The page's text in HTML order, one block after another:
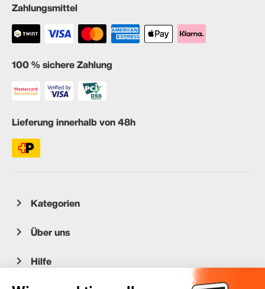
Zahlungsmittel
100 % sichere Zahlung
Lieferung innerhalb von 48h
Kategorien
Über uns
Hilfe